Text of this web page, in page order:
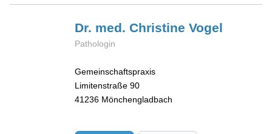
Dr. med. ChristineVogel
Pathologin
Gemeinschaftspraxis
Limitenstraße 90
41236 Mönchengladbach